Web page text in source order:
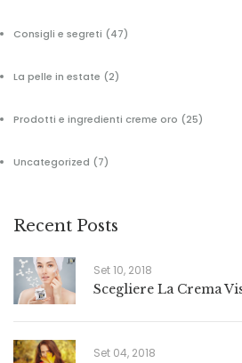
Consigli e segreti (47)
La pelle in estate (2)
Prodotti e ingredienti creme oro (25)
Uncategorized (7)
Recent Posts
Set 10, 2018
Scegliere La Crema
Set 04, 2018